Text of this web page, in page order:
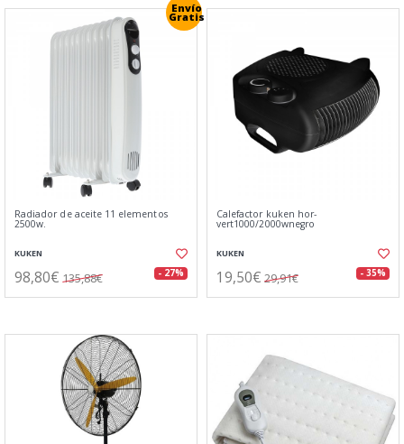
Envío
Gratis
Radiador de aceite 11 elementos
2500w.
KUKEN
98,80€ 135,88€ - 27%
Calefactor kuken hor-
vert1000/2000wnegro
KUKEN
19,50€ 29,91€ - 35%